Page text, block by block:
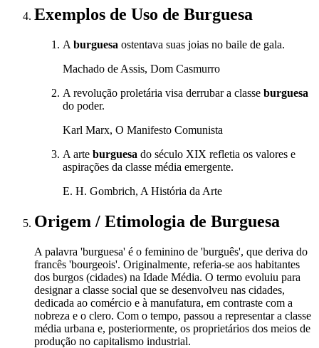
Exemplos de Uso de Burguesa
A burguesa ostentava suas joias no baile de gala.
Machado de Assis, Dom Casmurro
A revolução proletária visa derrubar a classe burguesa
do poder.
Karl Marx, O Manifesto Comunista
A arte burguesa do século XIX refletia os valores e
aspirações da classe média emergente.
E. H. Gombrich, A História da Arte
Origem / Etimologia de Burguesa
A palavra 'burguesa' é o feminino de 'burguês', que deriva do
francês 'bourgeois'. Originalmente, referia-se aos habitantes
dos burgos (cidades) na Idade Média. O termo evoluiu para
designar a classe social que se desenvolveu nas cidades,
dedicada ao comércio e à manufatura, em contraste com a
nobreza e o clero. Com o tempo, passou a representar a classe
média urbana e, posteriormente, os proprietários dos meios de
produção no capitalismo industrial.